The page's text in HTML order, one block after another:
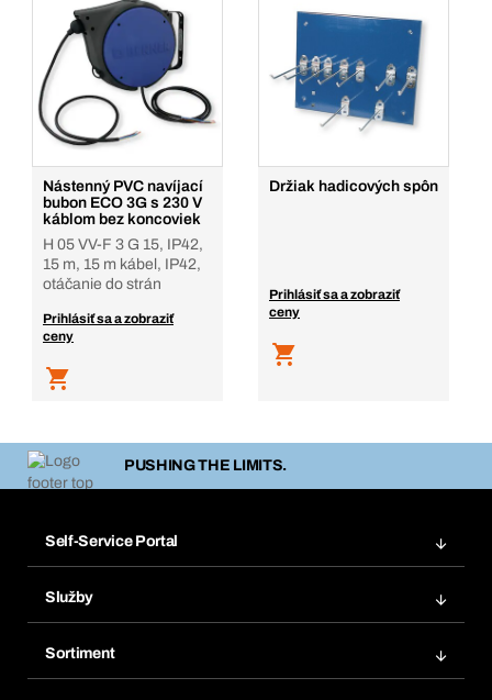
Nástenný PVC navíjací
bubon ECO 3G s 230 V
káblom bez koncoviek
H 05 VV-F 3 G 15, IP42,
15 m, 15 m kábel, IP42,
otáčanie do strán
Prihlásiť sa a zobraziť
ceny
Držiak hadicových spôn
Prihlásiť sa a zobraziť
ceny
PUSHING THE LIMITS.
Self-Service Portal
Obľúbené
Opakované objednávky
Služby
Sortiment